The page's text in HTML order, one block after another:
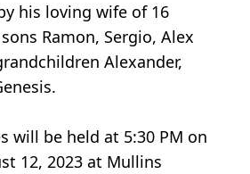
his loving wife of 16
Ramon, Sergio, Alex
Alexander,
will be held at 5:30 PM on
12, 2023 at Mullins